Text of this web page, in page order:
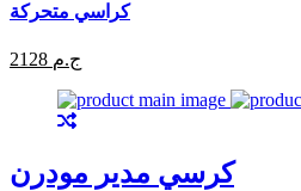
كراسي متحركة
2128 ج.م
كرسي مدير مودرن